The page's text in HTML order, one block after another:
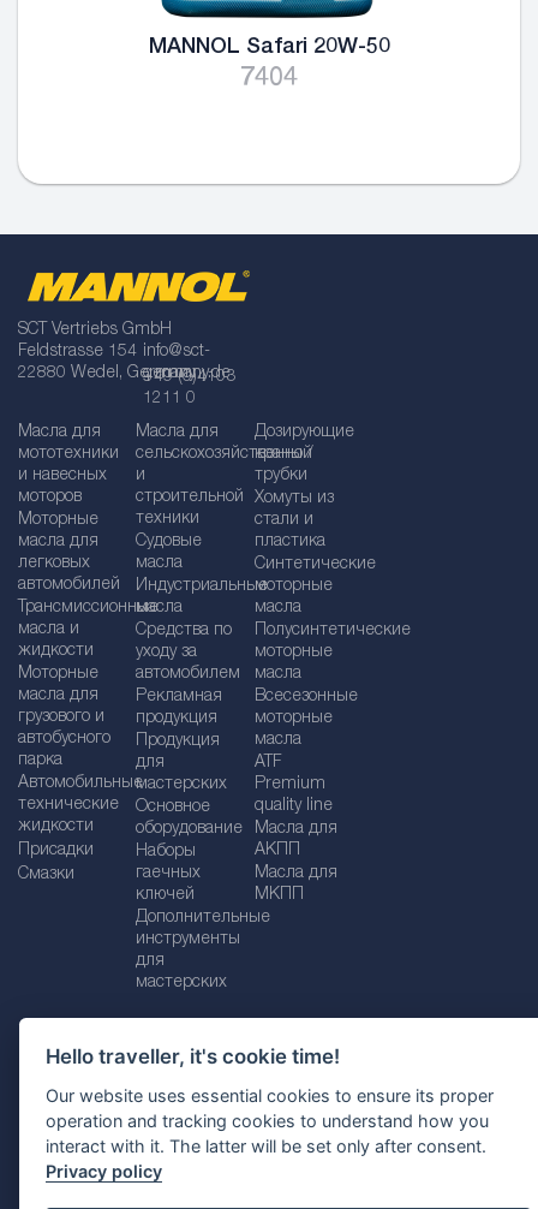
Hello traveller, it's cookie time!
Our website uses essential cookies to ensure its proper
operation and tracking cookies to understand how you
interact with it. The latter will be set only after consent.
Privacy policy
MANNOL Safari 20W-50
7404
SCT Vertriebs GmbH
Feldstrasse 154
22880 Wedel, Germany
info@sct-
germany.de
+49 (0)4103
1211 0
Масла для
мототехники
и навесных
моторов
Моторные
масла для
легковых
автомобилей
Трансмиссионные
масла и
жидкости
Моторные
масла для
грузового и
автобусного
парка
Автомобильные
технические
жидкости
Присадки
Смазки
Масла для
сельскохозяйственной
и
строительной
техники
Судовые
масла
Индустриальные
масла
Средства по
уходу за
автомобилем
Рекламная
продукция
Продукция
для
мастерских
Основное
оборудование
Наборы
гаечных
ключей
Дополнительные
инструменты
для
мастерских
Дозирующие
краны /
трубки
Хомуты из
стали и
пластика
Синтетические
моторные
масла
Полусинтетические
моторные
масла
Bсесезонные
моторные
масла
ATF
Premium
quality line
Масла для
АКПП
Масла для
МКПП
Политика конфиденциальности
Политика файлов Cookie Выбор страны